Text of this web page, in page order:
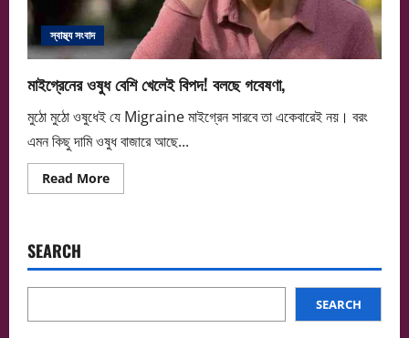
স্বাস্থ্য সংবাদ
মাইগ্রেনের ওষুধ বেশি খেলেই বিপদ! বলছে গবেষণা,
মুঠো মুঠো ওষুধেই যে Migraine মাইগ্রেন সারবে তা একেবারেই নয়। বরং
এমন কিছু দামি ওষুধ বাজারে আছে...
Read MoreRead
more
বিপদ!
গবেষণা,
SEARCH
SEARCH